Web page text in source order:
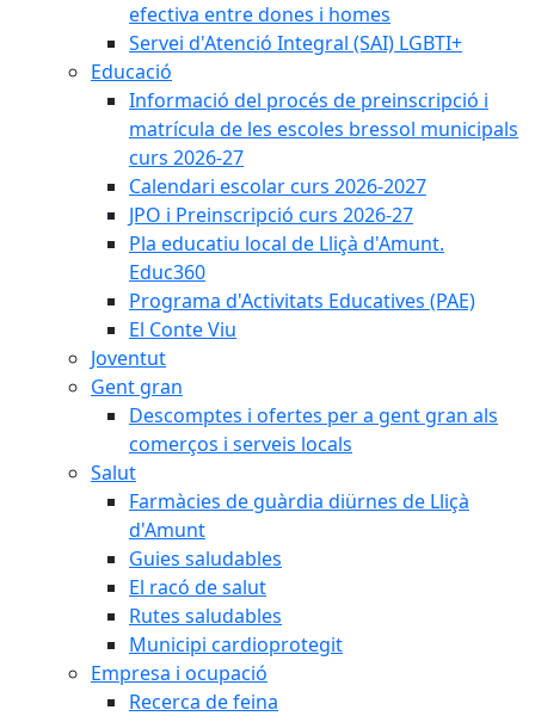
efectiva entre dones i homes
Servei d'Atenció Integral (SAI) LGBTI+
Educació
Informació del procés de preinscripció i
matrícula de les escoles bressol municipals
curs 2026-27
Calendari escolar curs 2026-2027
JPO i Preinscripció curs 2026-27
Pla educatiu local de Lliçà d'Amunt.
Educ360
Programa d'Activitats Educatives (PAE)
El Conte Viu
Joventut
Gent gran
Descomptes i ofertes per a gent gran als
comerços i serveis locals
Salut
Farmàcies de guàrdia diürnes de Lliçà
d'Amunt
Guies saludables
El racó de salut
Rutes saludables
Municipi cardioprotegit
Empresa i ocupació
Recerca de feina